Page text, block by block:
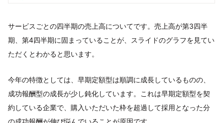
サービスごとの四半期の売上高についてです。売上高が第3四半
期、第4四半期に固まっていることが、スライドのグラフを見てい
ただくとわかると思います。
今年の特徴としては、早期定額型は順調に成長しているものの、
成功報酬型の成長が少し鈍化しています。これは早期定額型を契
約している企業で、購入いただいた枠を超過して採用となった分
の成功報酬が伸び悩んでいることが原因です。